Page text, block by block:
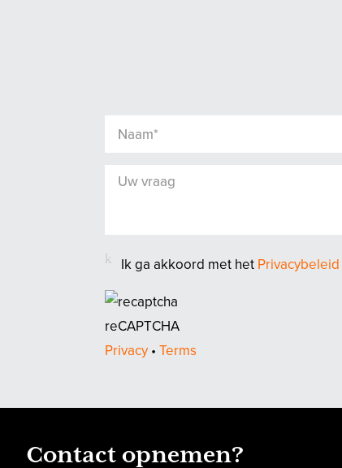
Ik ga akkoord met het Privacybeleid
reCAPTCHA
Privacy• Terms
Contact opnemen?